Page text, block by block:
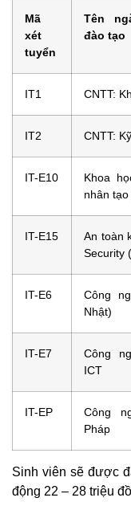
Mã
xét
tuyển
Tên
đào tạo
IT1 CNTT:
IT2 CNTT:
IT-E10
Khoa
nhân
IT-E15
An toàn
Security
IT-E6
Công
Nhật)
IT-E7
Công
ICT
IT-EP
Công
Pháp
Sinh viên sẽ được
động 22 – 28 triệu